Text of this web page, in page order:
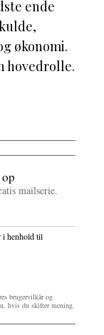
ende
økonomi.
hovedrolle.
mailserie.
i henhold til
brugervilkår og
hvis du skifter mening.